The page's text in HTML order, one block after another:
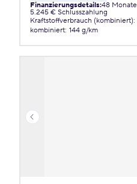
Finanzierungsdetails:48 Monate
5.245 € Schlusszahlung
Kraftstoffverbrauch (kombiniert):
kombiniert: 144 g/km